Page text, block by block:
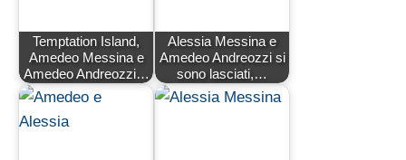
Temptation Island,
Amedeo Messina e
Amedeo Andreozzi…
Alessia Messina e
Amedeo Andreozzi si
sono lasciati,…